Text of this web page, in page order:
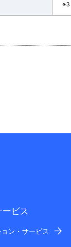
※3
ビス
ン・サービス